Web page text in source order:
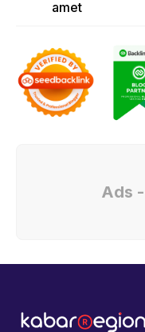
amet
Ads